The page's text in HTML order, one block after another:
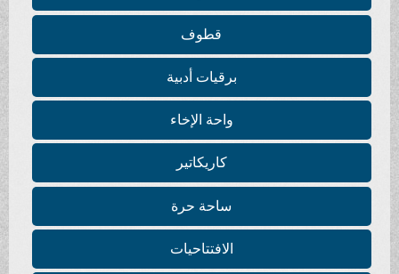
قطوف
برقيات أدبية
واحة الإخاء
كاريكاتير
ساحة حرة
الافتتاحيات